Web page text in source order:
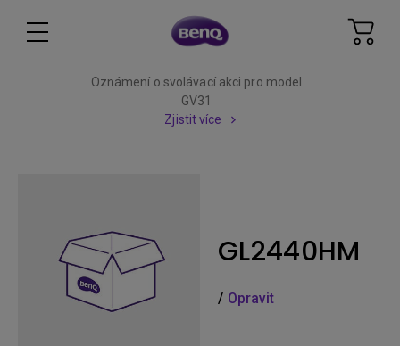
Oznámení o svolávací akci pro model
GV31
Zjistit více
GL2440HM
/ Opravit